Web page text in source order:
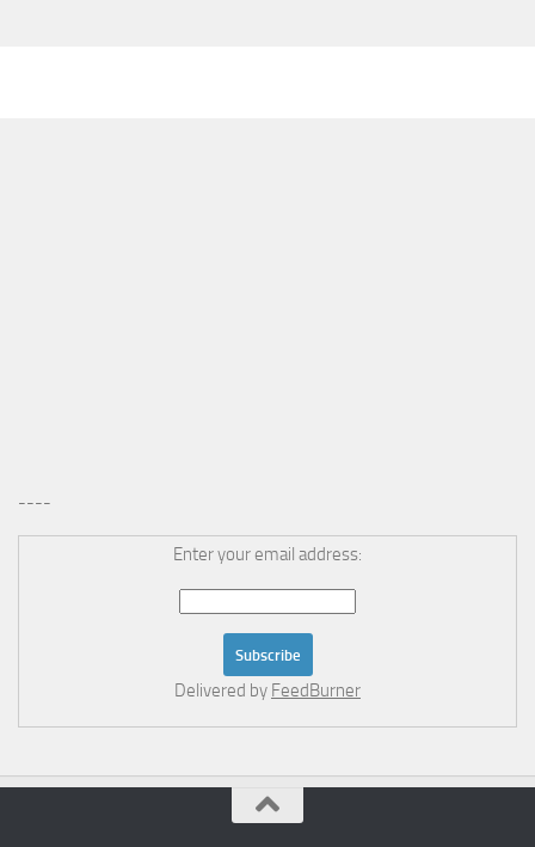
----
Enter your email address:
Delivered by FeedBurner